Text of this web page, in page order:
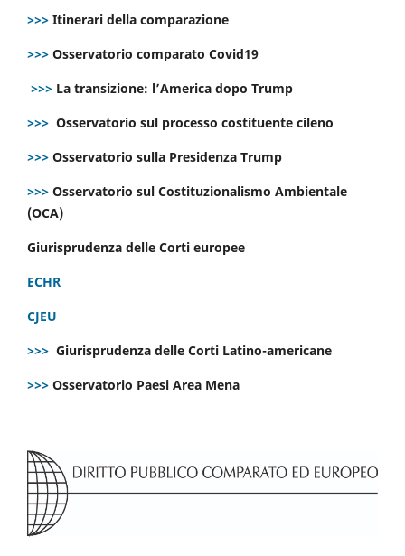
>>> Itinerari della comparazione
>>> Osservatorio comparato Covid19
>>> La transizione: l’America dopo Trump
>>> Osservatorio sul processo costituente cileno
>>> Osservatorio sulla Presidenza Trump
>>> Osservatorio sul Costituzionalismo Ambientale
(OCA)
Giurisprudenza delle Corti europee
ECHR
CJEU
>>> Giurisprudenza delle Corti Latino-americane
>>> Osservatorio Paesi Area Mena